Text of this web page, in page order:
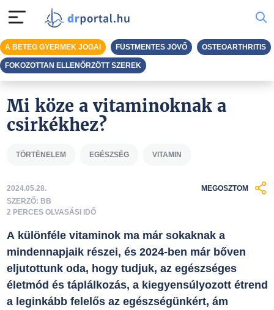
Mi köze a vitaminoknak a
csirkékhez?
TÖRTÉNELEM EGÉSZSÉG VITAMIN
2024.05.28.
SZERZŐ: BB
2 PERCES OLVASÁSI IDŐ
MEGOSZTOM
A különféle vitaminok ma már sokaknak a
mindennapjaik részei, és 2024-ben már bőven
eljutottunk oda, hogy tudjuk, az egészséges
életmód és táplálkozás, a kiegyensúlyozott étrend
a leginkább felelős az egészségünkért, ám
A BETEG GYERMEK JOGAI FÜSTMENTES JÖVŐ OSTEOARTHRITIS
FOKOZOTTAN ELLENŐRZÖTT SZEREK